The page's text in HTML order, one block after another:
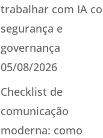
trabalhar com IA
segurança e
governança
05/08/2026
Checklist de
comunicação
moderna: como